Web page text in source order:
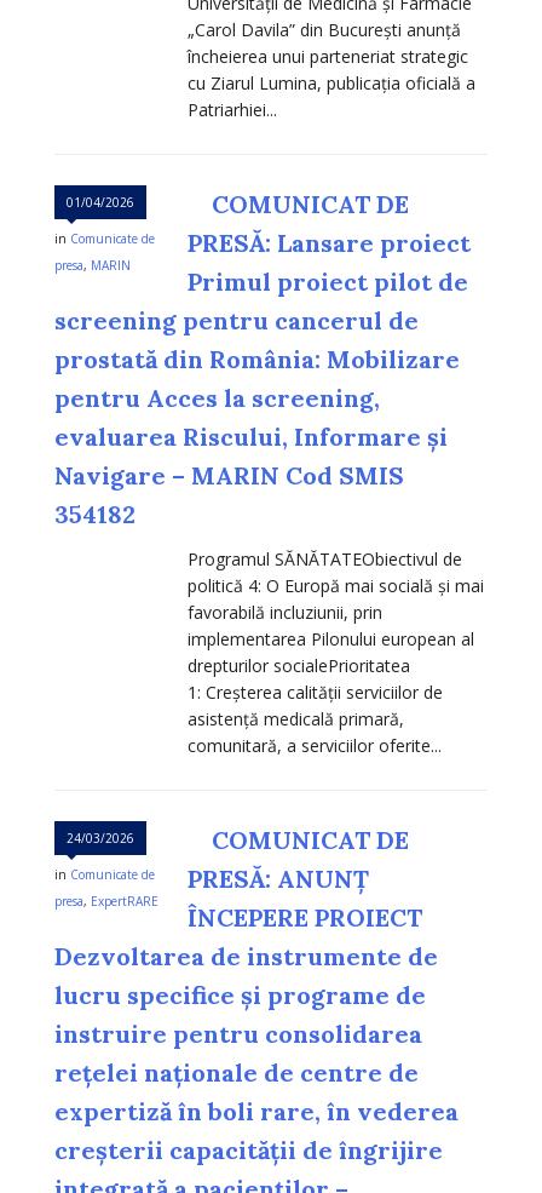
„Carol Davila” din București anunță
încheierea unui parteneriat strategic
cu Ziarul Lumina, publicația oficială a
Patriarhiei...
01/04/2026
in Comunicate de
presa, MARIN
COMUNICAT DE
PRESĂ: Lansare proiect
Primul proiect pilot de
screening pentru cancerul de
prostată din România: Mobilizare
pentru Acces la screening,
evaluarea Riscului, Informare și
Navigare – MARIN Cod SMIS
354182
Programul SĂNĂTATEObiectivul de
politică 4: O Europă mai socială și mai
favorabilă incluziunii, prin
implementarea Pilonului european al
drepturilor socialePrioritatea
1: Creșterea calității serviciilor de
asistență medicală primară,
comunitară, a serviciilor oferite...
24/03/2026
in Comunicate de
presa, ExpertRARE
COMUNICAT DE
PRESĂ: ANUNȚ
ÎNCEPERE PROIECT
Dezvoltarea de instrumente de
lucru specifice și programe de
instruire pentru consolidarea
rețelei naționale de centre de
expertiză în boli rare, în vederea
creșterii capacității de îngrijire